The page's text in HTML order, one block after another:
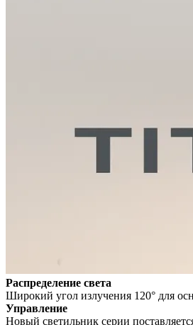
Распределение света
Широкий угол излучения 120° для
Управление
Новый светильник серии